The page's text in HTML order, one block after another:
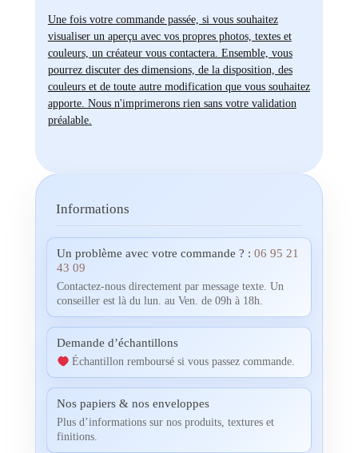
Une fois votre commande passée, si vous souhaitez
visualiser un aperçu avec vos propres photos, textes et
couleurs, un créateur vous contactera. Ensemble, vous
pourrez discuter des dimensions, de la disposition, des
couleurs et de toute autre modification que vous souhaitez
apporte. Nous n'imprimerons rien sans votre validation
préalable.
Informations
Un problème avec votre commande ? : 06 95 21
43 09
Contactez-nous directement par message texte. Un
conseiller est là du lun. au Ven. de 09h à 18h.
Demande d’échantillons
Échantillon remboursé si vous passez commande.
Nos papiers & nos enveloppes
Plus d’informations sur nos produits, textures et
finitions.